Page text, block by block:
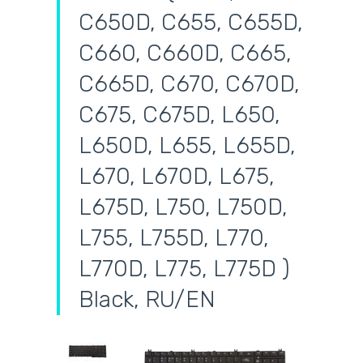
C650D, C655, C655D,
C660, C660D, C665,
C665D, C670, C670D,
C675, C675D, L650,
L650D, L655, L655D,
L670, L670D, L675,
L675D, L750, L750D,
L755, L755D, L770,
L770D, L775, L775D )
Black, RU/EN